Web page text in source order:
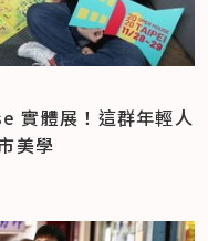
實體展！這群年輕人
美學